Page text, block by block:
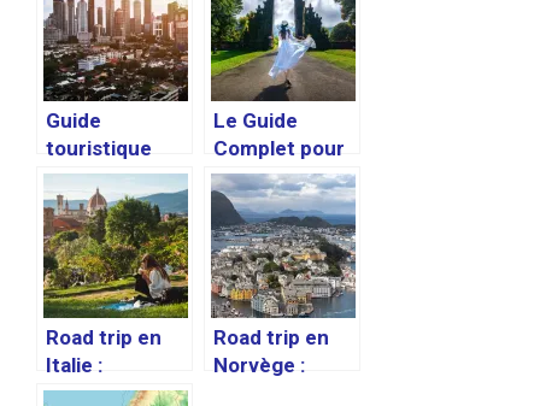
Guide
touristique
pour découvrir
la Malaisie :
itinéraires
conseillés,
conseils
pratiques
Le Guide
Complet pour
un Voyage à
Bali
Road trip en
Italie :
itinéraires de
Road trip en
Norvège :